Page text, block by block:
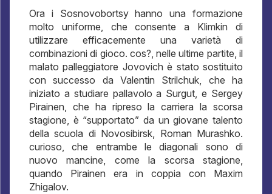
Ora i Sosnovobortsy hanno una formazione
molto uniforme, che consente a Klimkin di
utilizzare efficacemente una varietà di
combinazioni di gioco. cos?, nelle ultime partite, il
malato palleggiatore Jovovich è stato sostituito
con successo da Valentin Strilchuk, che ha
iniziato a studiare pallavolo a Surgut, e Sergey
Pirainen, che ha ripreso la carriera la scorsa
stagione, è “supportato” da un giovane talento
della scuola di Novosibirsk, Roman Murashko.
curioso, che entrambe le diagonali sono di
nuovo mancine, come la scorsa stagione,
quando Pirainen era in coppia con Maxim
Zhigalov.